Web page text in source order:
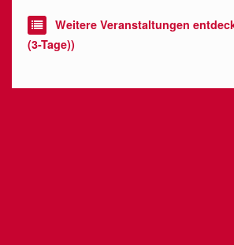
Weitere Veranstaltungen
(3-Tage))